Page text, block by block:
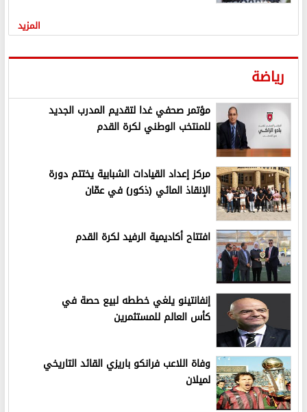
المزيد
رياضة
مؤتمر صحفي غدا لتقديم المدرب الجديد
للمنتخب الوطني لكرة القدم
مركز إعداد القيادات الشبابية يختتم دورة
الإنقاذ المائي (ذكور) في عمّان
افتتاح أكاديمية الرفيد لكرة القدم
إنفانتينو يلغي خططه لبيع حصة في
كأس العالم للمستثمرين
وفاة اللاعب فرانكو باريزي القائد التاريخي
لميلان